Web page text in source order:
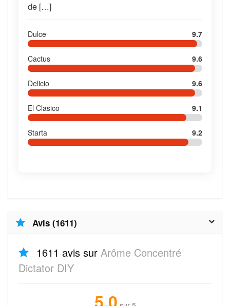
de […]
Dulce 9.7
Cactus 9.6
Delicio 9.6
El Clasico 9.1
Starta 9.2
Avis (1611)
1611 avis sur Arôme Concentré
Dictator DIY